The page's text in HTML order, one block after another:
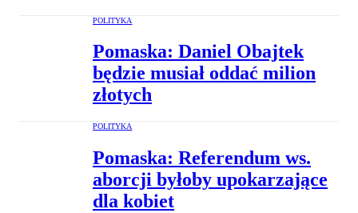
POLITYKA
Pomaska: Daniel Obajtek
będzie musiał oddać milion
złotych
POLITYKA
Pomaska: Referendum ws.
aborcji byłoby upokarzające
dla kobiet